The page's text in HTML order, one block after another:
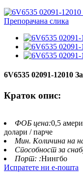
6V6535 02091-12010
Краток опис:
ФОБ цена:0,5
долари / парче
Мин. Количина на
Способност за
Порт: :Нингбо
Испратете ни е-пошта